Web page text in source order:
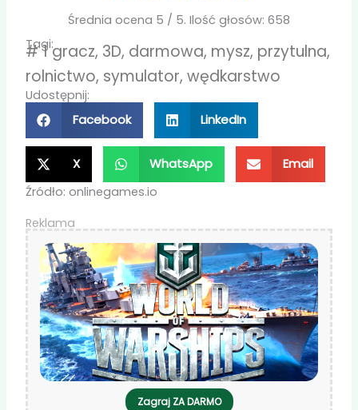
Średnia ocena 5 / 5. Ilość głosów: 658
Tagi:
#1 gracz, 3D, darmowa, mysz, przytulna,
rolnictwo, symulator,wędkarstwo
Udostępnij:
Facebook LinkedIn
X WhatsApp Email
Źródło: onlinegames.io
Reklama
Zagraj ZA DARMO